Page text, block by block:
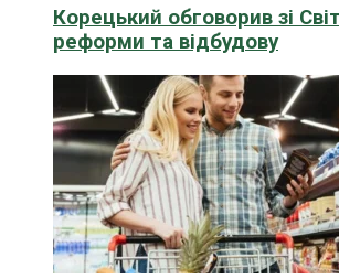
Корецький обговорив зі
реформи та відбудову